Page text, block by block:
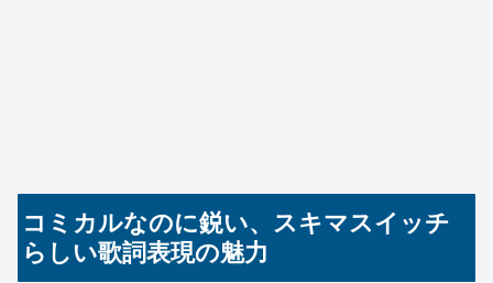
コミカルなのに鋭い、スキマスイッチ
らしい歌詞表現の魅力